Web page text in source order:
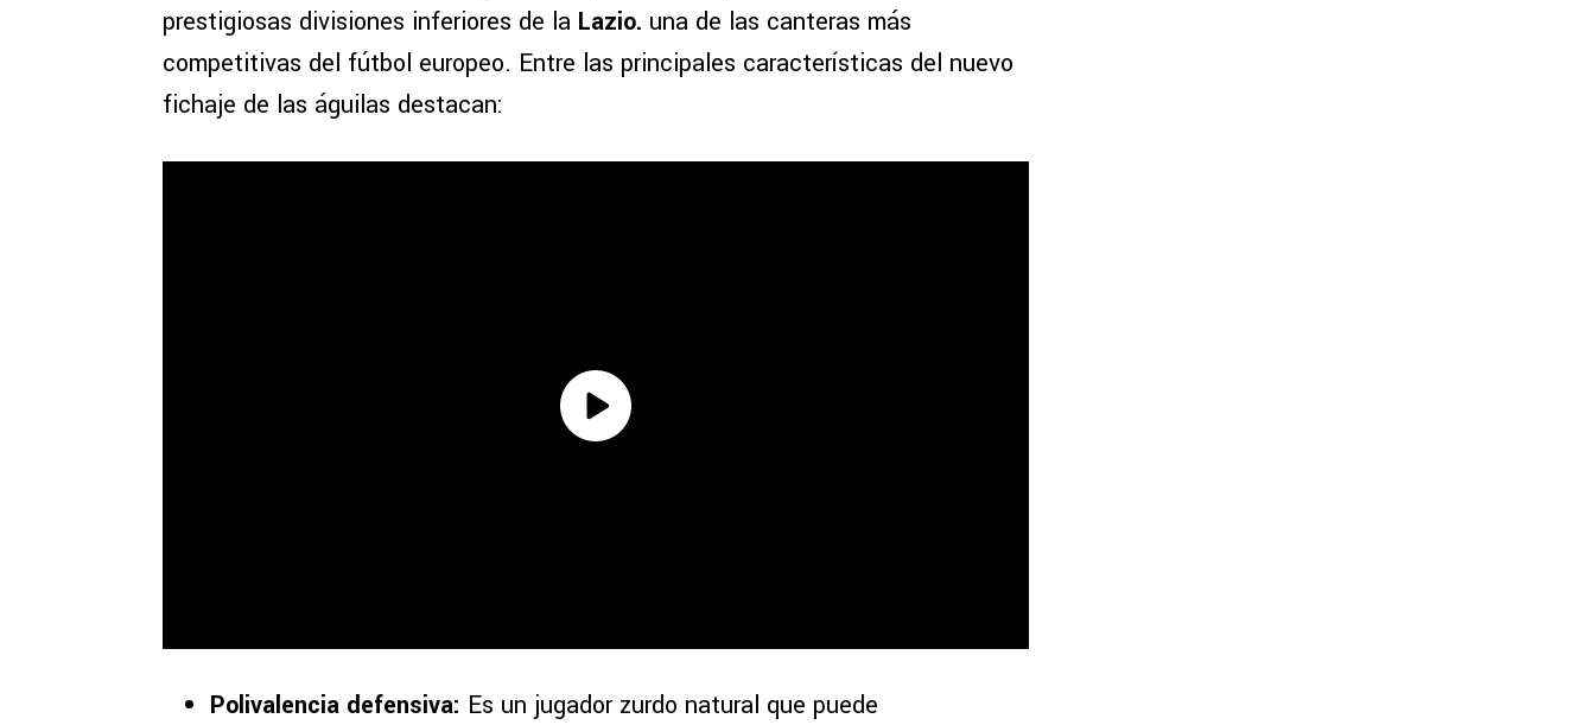
prestigiosas divisiones inferiores de la Lazio. una de las canteras más
competitivas del fútbol europeo. Entre las principales características del nuevo
fichaje de las águilas destacan:
Polivalencia defensiva: Es un jugador zurdo natural que puede